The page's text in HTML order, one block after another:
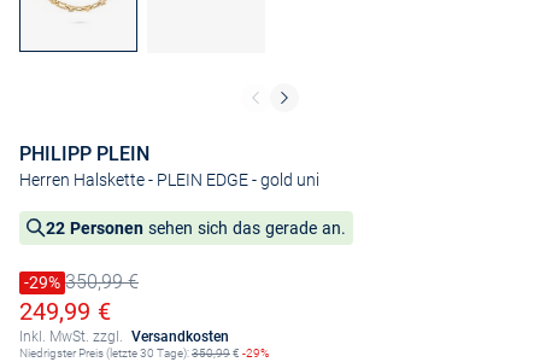
PHILIPP PLEIN
Herren Halskette - PLEIN EDGE- gold uni
22 Personen sehen sich das gerade an.
Preis reduziert um
-29%
Alter Preis350,99 €
Ermäßigter Preis
249,99 €
Inkl. MwSt. zzgl. Versandkosten
Niedrigster Preis (letzte 30 Tage):350,99€ -29%